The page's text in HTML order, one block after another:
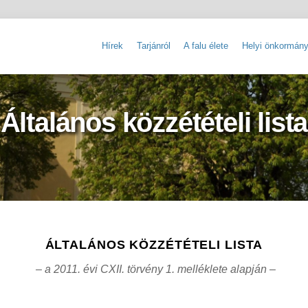
Hírek Tarjánról A falu élete Helyi
Általános közzétételi lista
ÁLTALÁNOS KÖZZÉTÉTELI LISTA
– a 2011. évi CXII. törvény 1. melléklete alapján –